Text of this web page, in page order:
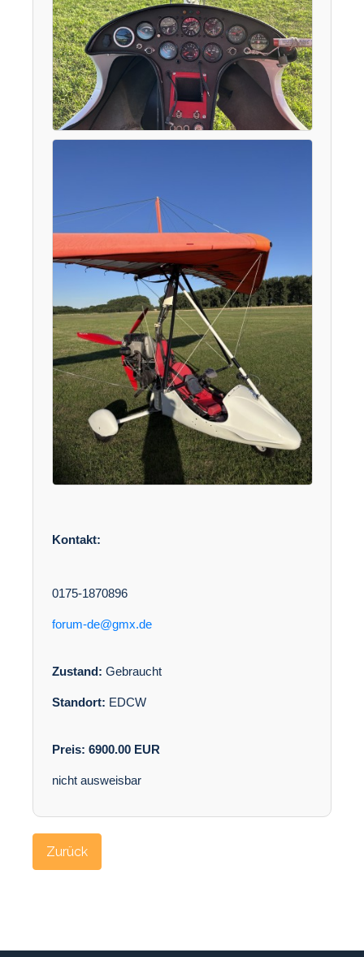
Kontakt:
0175-1870896
forum-de@gmx.de
Zustand: Gebraucht
Standort: EDCW
Preis: 6900.00EUR
nicht ausweisbar
Zurück